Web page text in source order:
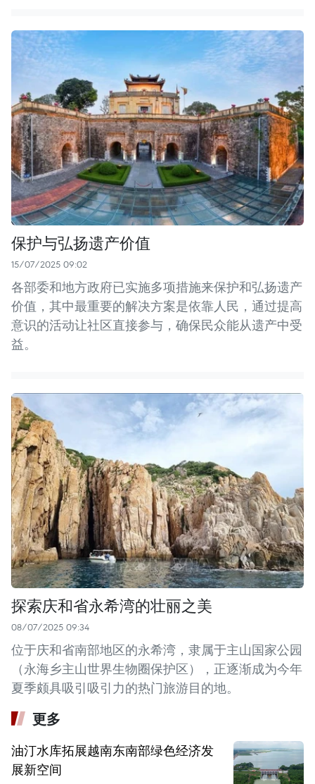
保护与弘扬遗产价值
15/07/2025 09:02
各部委和地方政府已实施多项措施来保护和弘扬遗产
价值，其中最重要的解决方案是依靠人民，通过提高
意识的活动让社区直接参与，确保民众能从遗产中受
益。
探索庆和省永希湾的壮丽之美
08/07/2025 09:34
位于庆和省南部地区的永希湾，隶属于主山国家公园
（永海乡主山世界生物圈保护区），正逐渐成为今年
夏季颇具吸引吸引力的热门旅游目的地。
更多
油汀水库拓展越南东南部绿色经济发
展新空间